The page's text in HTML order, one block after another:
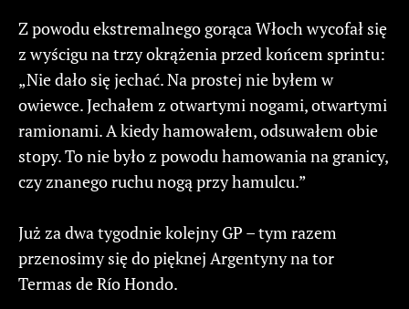
Z powodu ekstremalnego gorąca Włoch wycofał się
z wyścigu na trzy okrążenia przed końcem sprintu:
„Nie dało się jechać. Na prostej nie byłem w
owiewce. Jechałem z otwartymi nogami, otwartymi
ramionami. A kiedy hamowałem, odsuwałem obie
stopy. To nie było z powodu hamowania na granicy,
czy znanego ruchu nogą przy hamulcu.”
Już za dwa tygodnie kolejny GP – tym razem
przenosimy się do pięknej Argentyny na tor
Termas de Río Hondo.